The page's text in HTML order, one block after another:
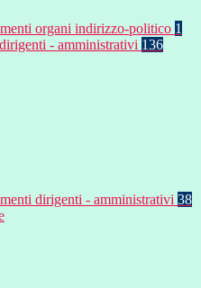
organi indirizzo-politico 1
- amministrativi 136
dirigenti - amministrativi 38